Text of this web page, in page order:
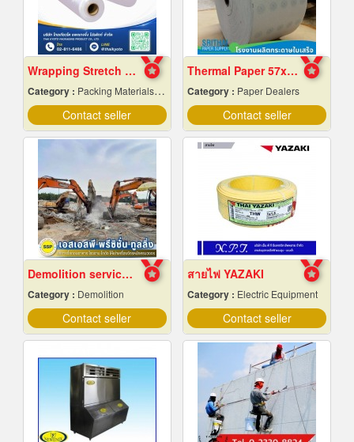
Wrapping Stretch Film
Category : Packing Materials-Mechanical
Contact seller
Thermal Paper 57x80 Wholesale Price
Category : Paper Dealers
Contact seller
Demolition services in Samut Prakan
Category : Demolition
Contact seller
สายไฟ YAZAKI
Category : Electric Equipment
Contact seller